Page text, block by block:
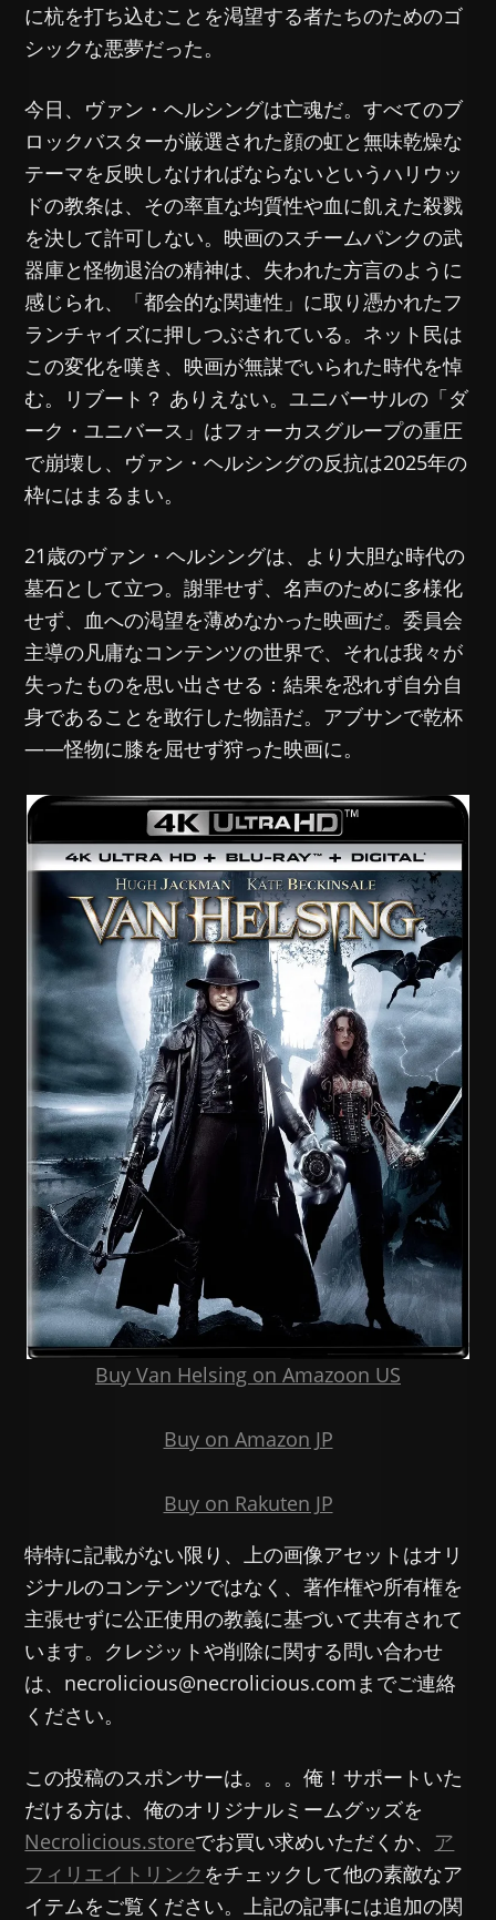
に杭を打ち込むことを渇望する者たちのためのゴ
シックな悪夢だった。
今日、ヴァン・ヘルシングは亡魂だ。すべてのブ
ロックバスターが厳選された顔の虹と無味乾燥な
テーマを反映しなければならないというハリウッ
ドの教条は、その率直な均質性や血に飢えた殺戮
を決して許可しない。映画のスチームパンクの武
器庫と怪物退治の精神は、失われた方言のように
感じられ、「都会的な関連性」に取り憑かれたフ
ランチャイズに押しつぶされている。ネット民は
この変化を嘆き、映画が無謀でいられた時代を悼
む。リブート？ ありえない。ユニバーサルの「ダ
ーク・ユニバース」はフォーカスグループの重圧
で崩壊し、ヴァン・ヘルシングの反抗は2025年の
枠にはまるまい。
21歳のヴァン・ヘルシングは、より大胆な時代の
墓石として立つ。謝罪せず、名声のために多様化
せず、血への渇望を薄めなかった映画だ。委員会
主導の凡庸なコンテンツの世界で、それは我々が
失ったものを思い出させる：結果を恐れず自分自
身であることを敢行した物語だ。アブサンで乾杯
——怪物に膝を屈せず狩った映画に。
Buy Van Helsing on Amazoon US
Buy on Amazon JP
Buy on Rakuten JP
特特に記載がない限り、上の画像アセットはオリ
ジナルのコンテンツではなく、著作権や所有権を
主張せずに公正使用の教義に基づいて共有されて
います。クレジットや削除に関する問い合わせ
は、necrolicious@necrolicious.comまでご連絡
ください。
この投稿のスポンサーは。。。俺！サポートいた
だける方は、俺のオリジナルミームグッズを
Necrolicious.storeでお買い求めいただくか、 ア
フィリエイトリンク をチェックして他の素敵なア
イテムをご覧ください。上記の記事には追加の関